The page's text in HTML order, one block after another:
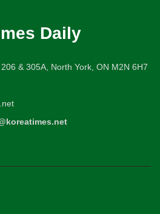
Daily
& 305A, North York, ON M2N 6H7